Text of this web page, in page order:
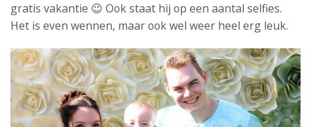
gratis vakantie 😉 Ook staat hij op een aantal selfies.
Het is even wennen, maar ook wel weer heel erg leuk.